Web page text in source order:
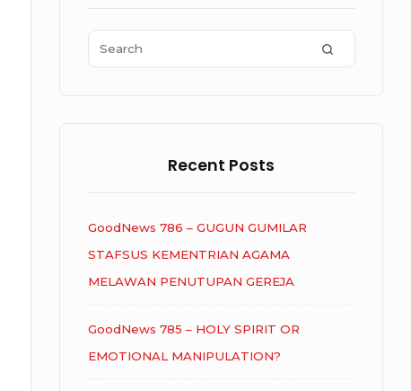
Search
for:
Recent Posts
GoodNews 786 – GUGUN GUMILAR
STAFSUS KEMENTRIAN AGAMA
MELAWAN PENUTUPAN GEREJA
GoodNews 785 – HOLY SPIRIT OR
EMOTIONAL MANIPULATION?